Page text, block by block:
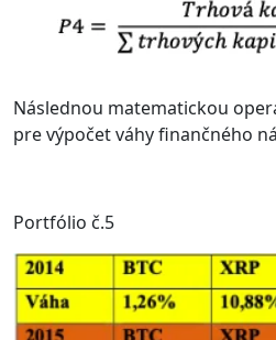
Následnou matematickou
pre výpočet váhy finančného
Portfólio č.5